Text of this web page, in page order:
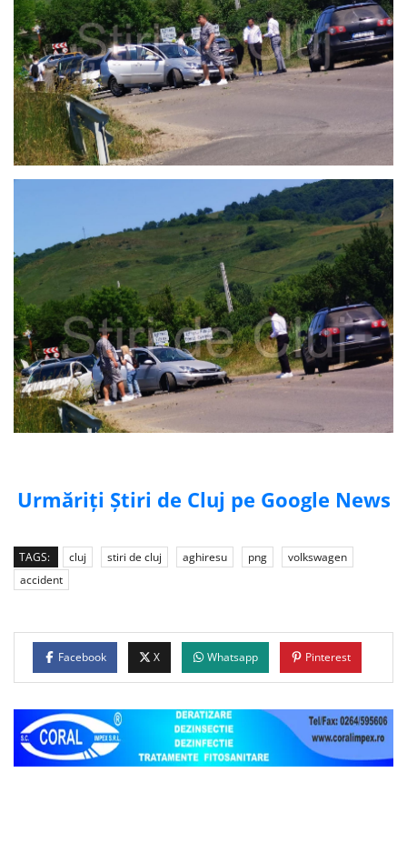
Urmăriți Știri de Cluj pe Google News
TAGS: cluj stiri de cluj aghiresu png
volkswagen
accident
Facebook X Whatsapp Pinterest